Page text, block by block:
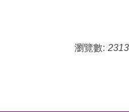
瀏覽數: 2313